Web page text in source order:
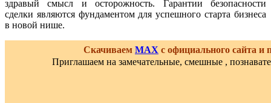
здравый смысл и осторожность. Гарантии безопасности
сделки являются фундаментом для успешного старта бизнеса
в новой нише.
Скачиваем MAX с официального сайта
Приглашаем на замечательные, смешные ,